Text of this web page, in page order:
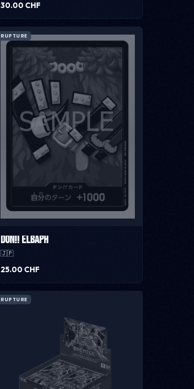
30.00 CHF
RUPTURE
DON!! Elbaph
🇯🇵
25.00 CHF
RUPTURE